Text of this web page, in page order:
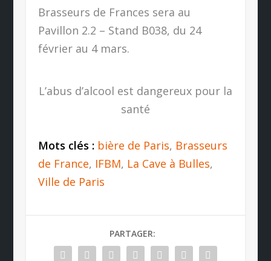
Brasseurs de Frances sera au
Pavillon 2.2 – Stand B038, du 24
février au 4 mars.
L’abus d’alcool est dangereux pour la
santé
Mots clés : bière de Paris, Brasseurs
de France, IFBM, La Cave à Bulles,
Ville de Paris
PARTAGER: